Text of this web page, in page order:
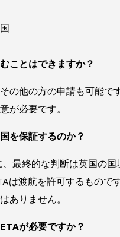
ことはできますか？
の他の方の申請も可能で
が必要です。
を保証するのか？
最終的な判断は英国の国
は渡航を許可するもので
ありません。
が必要ですか？